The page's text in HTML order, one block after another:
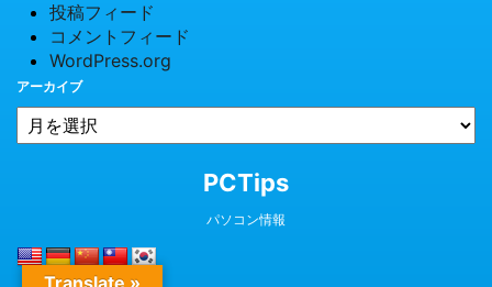
投稿フィード
コメントフィード
WordPress.org
アーカイブ
PCTips
パソコン情報
Translate »
© 2026 PCTips